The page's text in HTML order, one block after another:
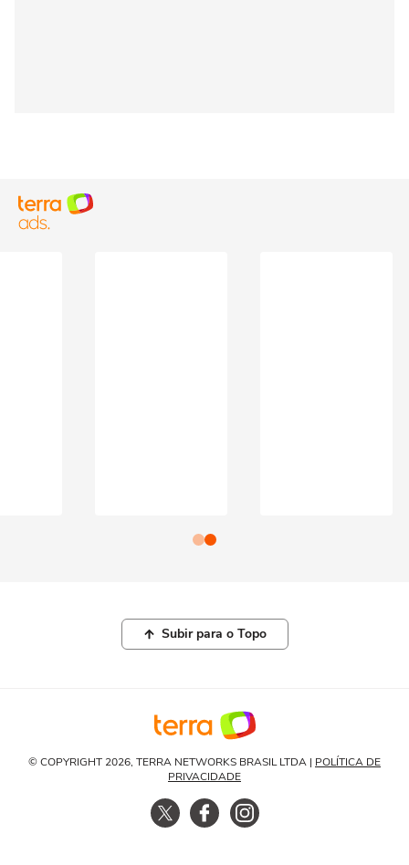
Subir para o Topo
© COPYRIGHT 2026, TERRA NETWORKS BRASIL LTDA | POLÍTICA DE
PRIVACIDADE